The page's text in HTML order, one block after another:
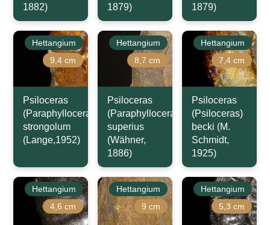
1882)
1879)
1879)
Hettangium
9,4 cm
Psiloceras
(Paraphylloceras)
strongolum
(Lange,1952)
Hettangium
8,7 cm
Psiloceras
(Paraphylloceras)
superius
(Wähner,
1886)
Hettangium
7,4 cm
Psiloceras
(Psiloceras)
becki (M.
Schmidt,
1925)
Hettangium
4,6 cm
Hettangium
9 cm
Hettangium
5,3 cm